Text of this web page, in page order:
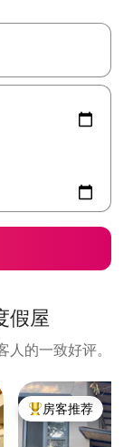
过点击或滑动手势
假屋
的一致好评。
热门「房客推荐」
房客推荐